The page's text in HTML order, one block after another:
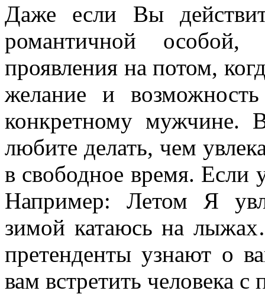
Даже если Вы
романтичной
проявления на потом,
желание и
конкретному мужчине.
любите делать, чем
в свободное время. Если
Например: Летом Я
зимой катаюсь на
претенденты узнают о
вам встретить человека